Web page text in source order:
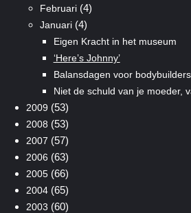
Februari(4)
Januari(4)
Eigen Kracht in het museum
‘Here’s Johnny’
Balansdagen voor bodybuilders
Niet de schuld van je moeder,
2009 (53)
2008 (53)
2007 (57)
2006 (63)
2005(66)
2004(65)
2003 (60)